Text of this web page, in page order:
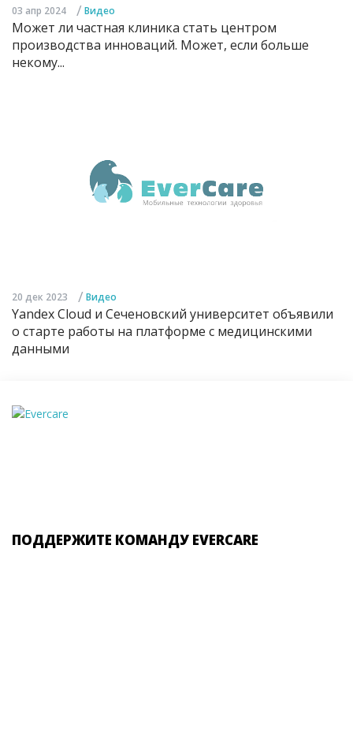
03 апр 2024 / Видео
Может ли частная клиника стать центром
производства инноваций. Может, если больше
некому...
20 дек 2023 / Видео
Yandex Cloud и Сеченовский университет объявили
о старте работы на платформе с медицинскими
данными
ПОДДЕРЖИТЕ КОМАНДУ EVERCARE